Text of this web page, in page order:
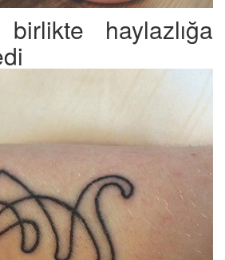
haylazlığa